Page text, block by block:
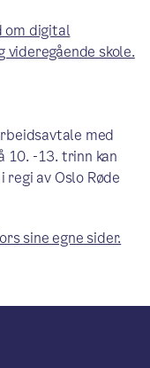
om digital
videregående skole.
med
10. -13. trinn kan
av Oslo Røde
sine egne sider.